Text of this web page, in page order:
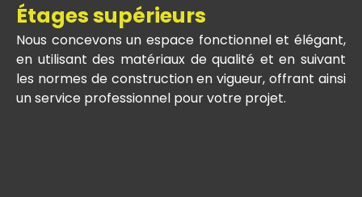
Étages supérieurs
Nous concevons un espace fonctionnel et élégant,
en utilisant des matériaux de qualité et en suivant
les normes de construction en vigueur, offrant ainsi
un service professionnel pour votre projet.